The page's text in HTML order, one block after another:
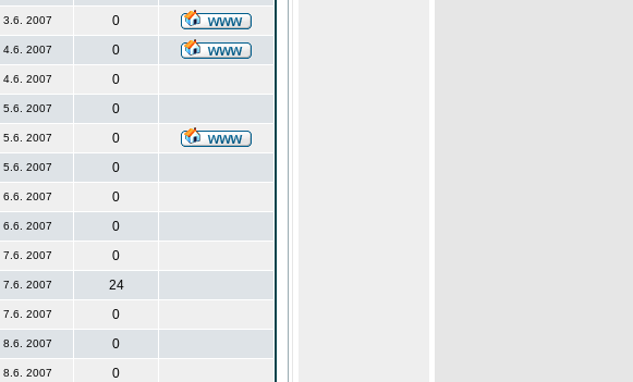
3.6. 2007
0
4.6. 2007
0
4.6. 2007
0
5.6. 2007
0
5.6. 2007
0
5.6. 2007
0
6.6. 2007
0
6.6. 2007
0
7.6. 2007
0
7.6. 2007
24
7.6. 2007
0
8.6. 2007
0
8.6. 2007
0